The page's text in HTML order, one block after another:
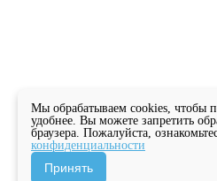
Мы обрабатываем cookies, чтобы
удобнее. Вы можете запретить
браузера. Пожалуйста,
конфиденциальности
Принять